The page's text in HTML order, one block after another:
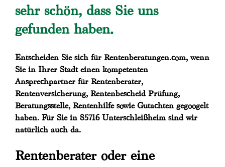
sehr schön, dass Sie uns
gefunden haben.
Entscheiden Sie sich für Rentenberatungen.com, wenn
Sie in Ihrer Stadt einen kompetenten
Ansprechpartner für Rentenberater,
Rentenversicherung, Rentenbescheid Prüfung,
Beratungsstelle, Rentenhilfe sowie Gutachten gegoogelt
haben. Für Sie in 85716 Unterschleißheim sind wir
natürlich auch da.
Rentenberater oder eine